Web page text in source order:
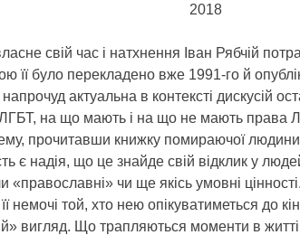
2018
свій час і натхнення Іван Рябчій
її було перекладено вже 1991-го й
актуальна в контексті дискусій
ЛГБТ, на що мають і на що не мають права
прочитавши книжку помираючої
є надія, що це знайде свій відклик у
«православні» чи ще якісь умовні
немочі той, хто нею опікуватиметься до
вигляд. Що трапляються моменти в